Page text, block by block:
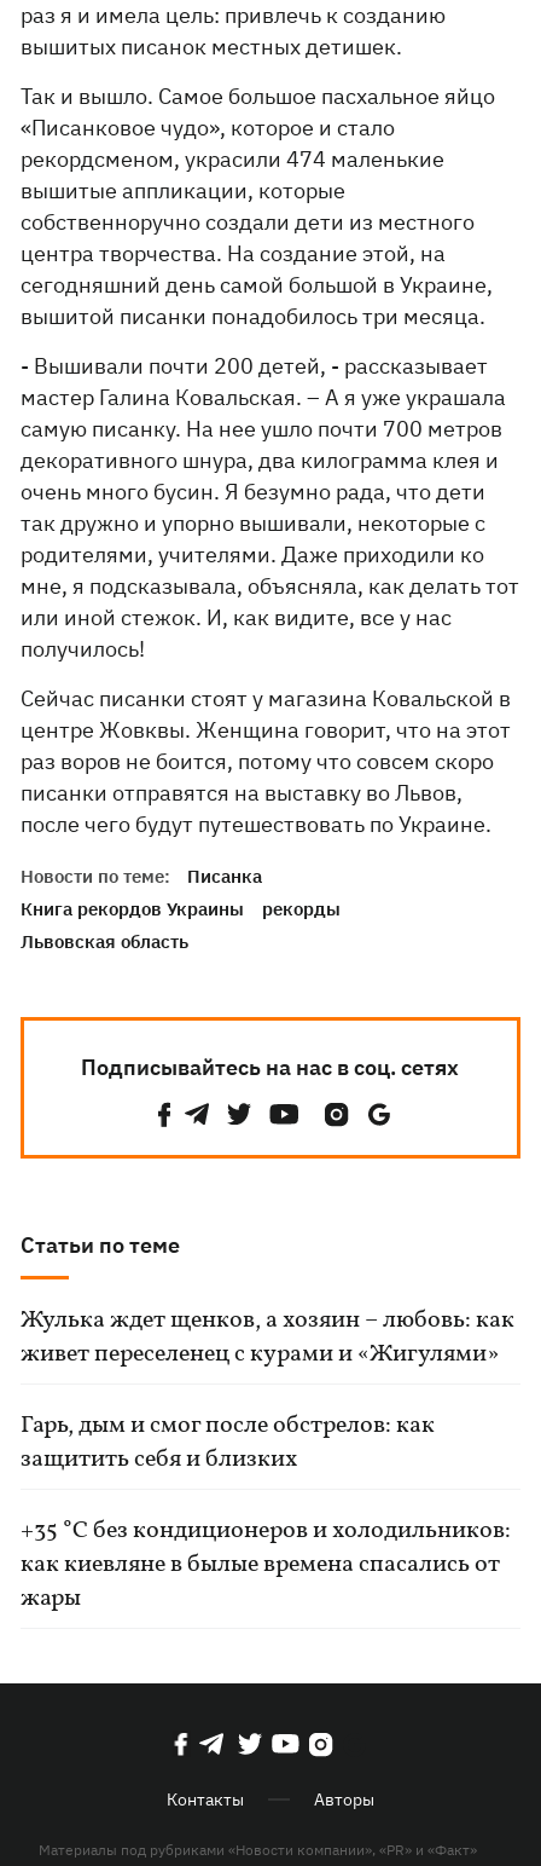
раз я и имела цель: привлечь к созданию
вышитых писанок местных детишек.
Так и вышло. Самое большое пасхальное яйцо
«Писанковое чудо», которое и стало
рекордсменом, украсили 474 маленькие
вышитые аппликации, которые
собственноручно создали дети из местного
центра творчества. На создание этой, на
сегодняшний день самой большой в Украине,
вышитой писанки понадобилось три месяца.
- Вышивали почти 200 детей, - рассказывает
мастер Галина Ковальская. – А я уже украшала
самую писанку. На нее ушло почти 700 метров
декоративного шнура, два килограмма клея и
очень много бусин. Я безумно рада, что дети
так дружно и упорно вышивали, некоторые с
родителями, учителями. Даже приходили ко
мне, я подсказывала, объясняла, как делать тот
или иной стежок. И, как видите, все у нас
получилось!
Сейчас писанки стоят у магазина Ковальской в ​​
центре Жовквы. Женщина говорит, что на этот
раз воров не боится, потому что совсем скоро
писанки отправятся на выставку во Львов,
после чего будут путешествовать по Украине.
Новости по теме:
Писанка
Книга рекордов Украины
рекорды
Львовская область
Подписывайтесь на нас в соц. сетях
Статьи по теме
Жулька ждет щенков, а хозяин – любовь: как
живет переселенец с курами и «Жигулями»
Гарь, дым и смог после обстрелов: как
защитить себя и близких
+35 °C без кондиционеров и холодильников:
как киевляне в былые времена спасались от
жары
Контакты Авторы
Материалы под рубриками «Новости компании», «PR» и «Факт»